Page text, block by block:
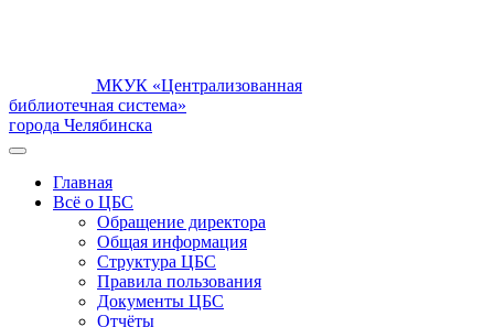
МКУК «Централизованная
библиотечная система»
города Челябинска
Главная
Всё о ЦБС
Обращение директора
Общая информация
Структура ЦБС
Правила пользования
Документы ЦБС
Отчёты